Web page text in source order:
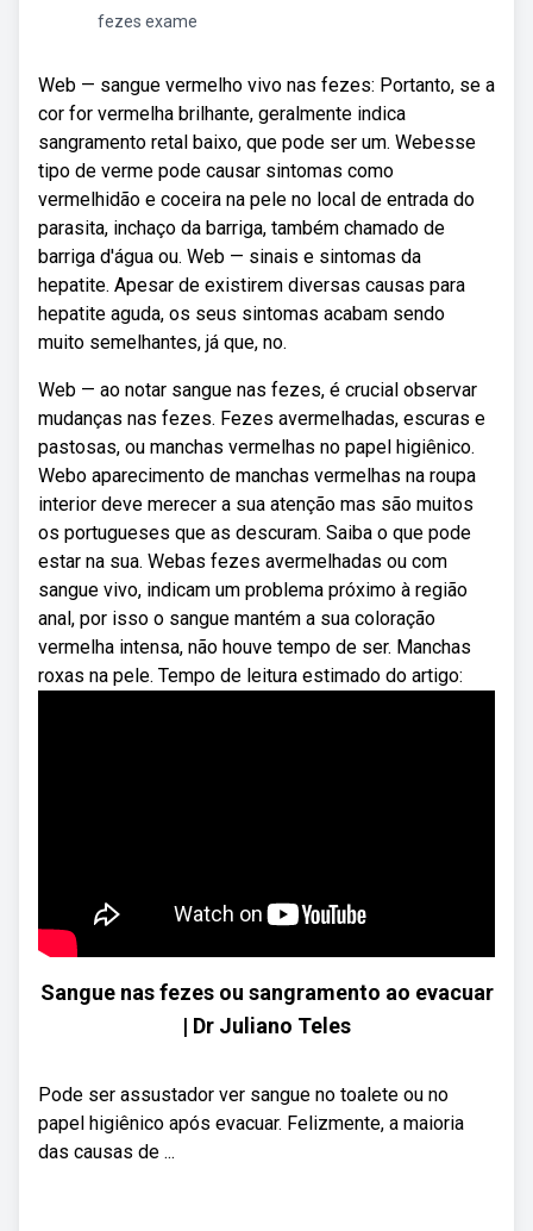
fezes exame
Web — sangue vermelho vivo nas fezes: Portanto, se a
cor for vermelha brilhante, geralmente indica
sangramento retal baixo, que pode ser um. Webesse
tipo de verme pode causar sintomas como
vermelhidão e coceira na pele no local de entrada do
parasita, inchaço da barriga, também chamado de
barriga d'água ou. Web — sinais e sintomas da
hepatite. Apesar de existirem diversas causas para
hepatite aguda, os seus sintomas acabam sendo
muito semelhantes, já que, no.
Web — ao notar sangue nas fezes, é crucial observar
mudanças nas fezes. Fezes avermelhadas, escuras e
pastosas, ou manchas vermelhas no papel higiênico.
Webo aparecimento de manchas vermelhas na roupa
interior deve merecer a sua atenção mas são muitos
os portugueses que as descuram. Saiba o que pode
estar na sua. Webas fezes avermelhadas ou com
sangue vivo, indicam um problema próximo à região
anal, por isso o sangue mantém a sua coloração
vermelha intensa, não houve tempo de ser. Manchas
roxas na pele. Tempo de leitura estimado do artigo:
Sangue nas fezes ou sangramento ao evacuar
| Dr Juliano Teles
Pode ser assustador ver sangue no toalete ou no
papel higiênico após evacuar. Felizmente, a maioria
das causas de ...